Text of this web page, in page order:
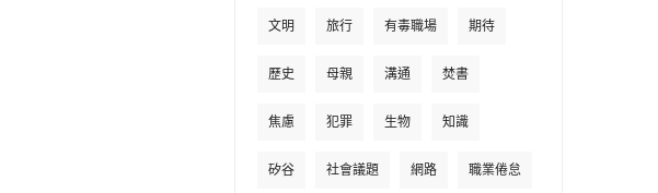
文明 旅行 有毒職場 期待
歷史 母親 溝通 焚書
焦慮 犯罪 生物 知識
矽谷 社會議題 網路 職業倦怠